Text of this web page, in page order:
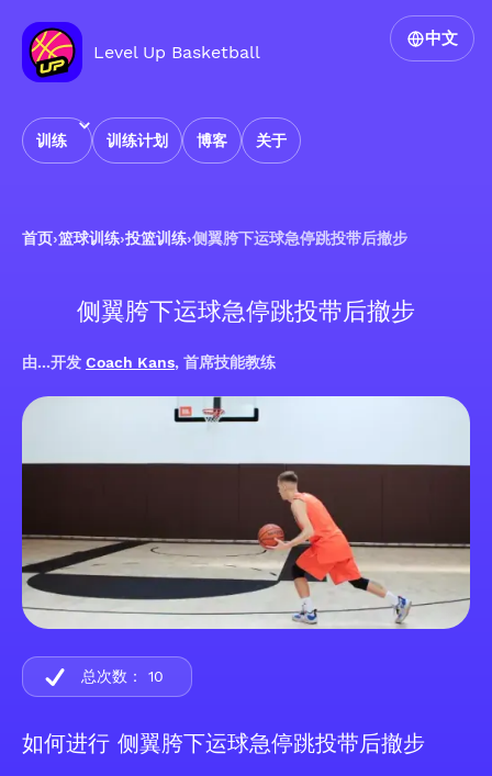
Level Up Basketball
训练 训练计划 博客 关于
中文
首页›篮球训练›投篮训练›侧翼胯下运球急停跳投带后撤步
侧翼胯下运球急停跳投带后撤步
由...开发 Coach Kans, 首席技能教练
如何进行 侧翼胯下运球急停跳投带后撤步
总次数： 10